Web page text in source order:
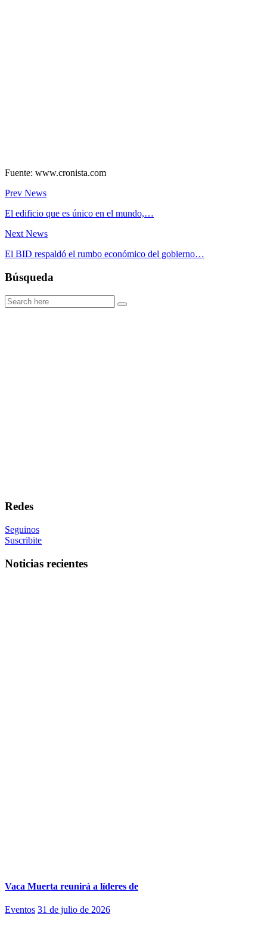
Fuente: www.cronista.com
Prev News
El edificio que es único en el mundo,…
Next News
El BID respaldó el rumbo económico del gobierno…
Búsqueda
Redes
Seguinos
Suscribite
Noticias recientes
Vaca Muerta reunirá a líderes de
Eventos 31 de julio de 2026